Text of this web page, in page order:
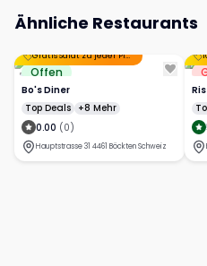
Ähnliche Restaurants
Offen
Gratis Salat zu jeder Pizza
Bo's Diner
Top Deals +8 Mehr
0.00 (0)
Hauptstrasse 31 4461 Böckten Schweiz